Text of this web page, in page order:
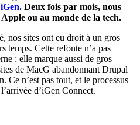
. Deux fois par mois, nous
ou au monde de la tech.
nos sites ont eu droit à un gros
temps. Cette refonte n’a pas
: elle marque aussi de gros
de MacG abandonnant Drupal
Ce n’est pas tout, et le processus
d’iGen Connect.